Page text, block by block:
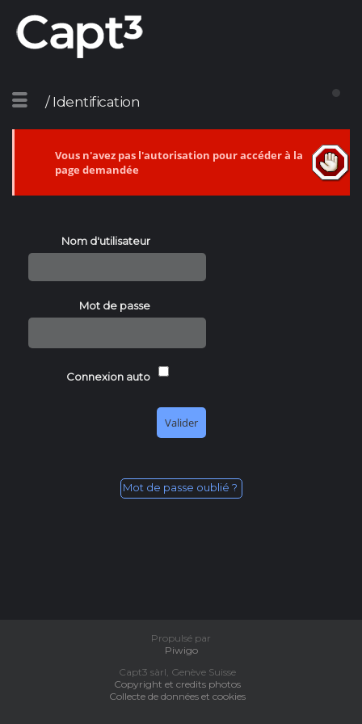
/ Identification
Vous n'avez pas l'autorisation pour accéder à la
page demandée
Nom d'utilisateur
Mot de passe
Connexion auto
Mot de passe oublié ?
Propulsé par
Piwigo
Capt3 sàrl, Genève Suisse
Copyright et credits photos
Collecte de données et cookies